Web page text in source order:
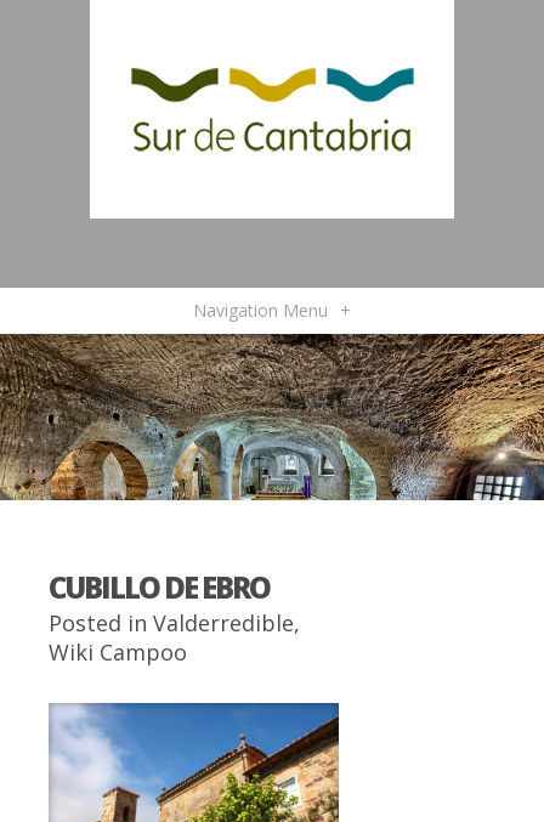
Navigation Menu +
CUBILLO DE EBRO
Posted in Valderredible,
Wiki Campoo